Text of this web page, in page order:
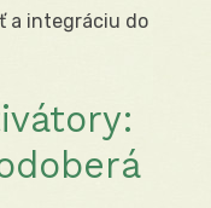
a integráciu do